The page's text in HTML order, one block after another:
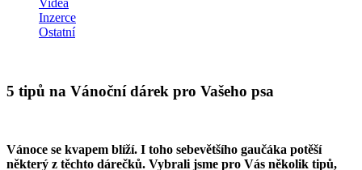
Videa
Inzerce
Ostatní
5 tipů na Vánoční dárek pro Vašeho psa
Vánoce se kvapem blíží. I toho sebevětšího gaučáka potěší
některý z těchto dárečků. Vybrali jsme pro Vás několik tipů,